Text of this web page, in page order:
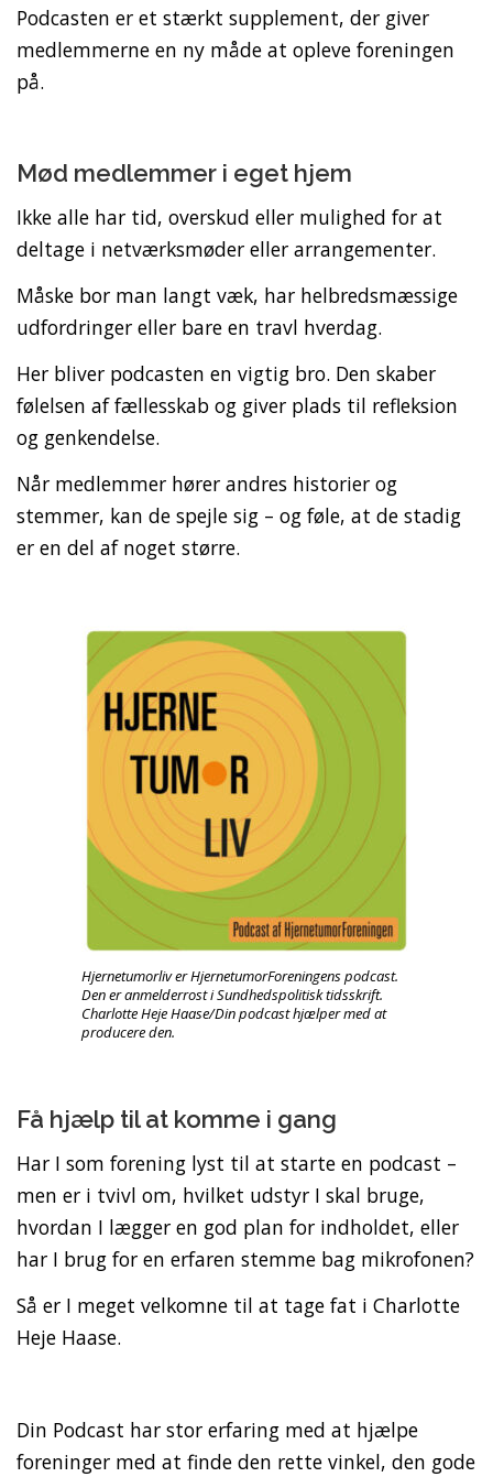
Podcasten er et stærkt supplement, der giver
medlemmerne en ny måde at opleve foreningen
på.
Mød medlemmer i eget hjem
Ikke alle har tid, overskud eller mulighed for at
deltage i netværksmøder eller arrangementer.
Måske bor man langt væk, har helbredsmæssige
udfordringer eller bare en travl hverdag.
Her bliver podcasten en vigtig bro. Den skaber
følelsen af fællesskab og giver plads til refleksion
og genkendelse.
Når medlemmer hører andres historier og
stemmer, kan de spejle sig – og føle, at de stadig
er en del af noget større.
Hjernetumorliv er HjernetumorForeningens podcast.
Den er anmelderrost i Sundhedspolitisk tidsskrift.
Charlotte Heje Haase/Din podcast hjælper med at
producere den.
Få hjælp til at komme i gang
Har I som forening lyst til at starte en podcast –
men er i tvivl om, hvilket udstyr I skal bruge,
hvordan I lægger en god plan for indholdet, eller
har I brug for en erfaren stemme bag mikrofonen?
Så er I meget velkomne til at tage fat i Charlotte
Heje Haase.
Din Podcast har stor erfaring med at hjælpe
foreninger med at finde den rette vinkel, den gode